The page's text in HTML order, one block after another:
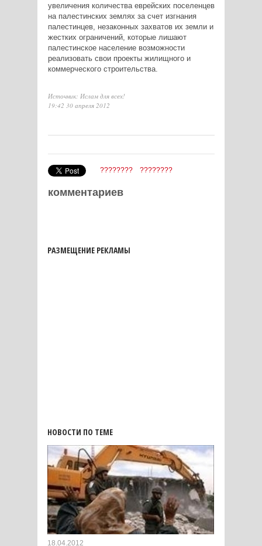
увеличения количества еврейских поселенцев
на палестинских землях за счет изгнания
палестинцев, незаконных захватов их земли и
жестких ограничений, которые лишают
палестинское население возможности
реализовать свои проекты жилищного и
коммерческого строительства.
Источник: Ислам для всех!
19:42 30 апреля 2012
???????? ????????
комментариев
РАЗМЕЩЕНИЕ РЕКЛАМЫ
НОВОСТИ ПО ТЕМЕ
18.04.2012